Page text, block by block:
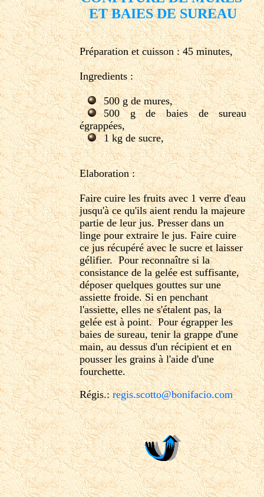
ET BAIES DE SUREAU
Préparation et cuisson : 45 minutes,
Ingredients :
500 g de mures,
500 g de baies de sureau
égrappées,
1 kg de sucre,
Elaboration :
Faire cuire les fruits avec 1 verre d'eau
jusqu'à ce qu'ils aient rendu la majeure
partie de leur jus. Presser dans un
linge pour extraire le jus. Faire cuire
ce jus récupéré avec le sucre et laisser
gélifier. Pour reconnaître si la
consistance de la gelée est suffisante,
déposer quelques gouttes sur une
assiette froide. Si en penchant
l'assiette, elles ne s'étalent pas, la
gelée est à point. Pour égrapper les
baies de sureau, tenir la grappe d'une
main, au dessus d'un récipient et en
pousser les grains à l'aide d'une
fourchette.
Régis.:regis.scotto@bonifacio.com